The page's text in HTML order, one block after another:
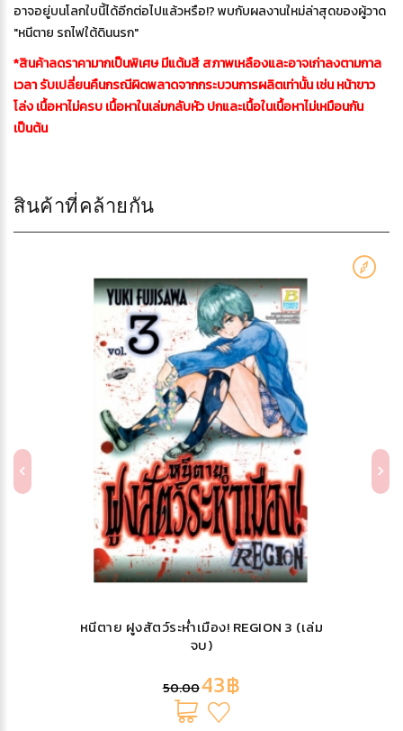
อาจอยู่บนโลกใบนี้ได้อีกต่อไปแล้วหรือ!? พบกับผลงานใหม่ล่าสุดของผู้วาด
"หนีตาย รถไฟใต้ดินนรก"
*สินค้าลดราคามากเป็นพิเศษ มีแต้มสี สภาพเหลืองและอาจเก่าลงตามกาล
เวลา รับเปลี่ยนคืนกรณีผิดพลาดจากกระบวนการผลิตเท่านั้น เช่น หน้าขาว
โล่ง เนื้อหาไม่ครบ เนื้อหาในเล่มกลับหัว ปกและเนื้อในเนื้อหาไม่เหมือนกัน
เป็นต้น
สินค้าที่คล้ายกัน
หนีตาย ฝูงสัตว์ระห่ำเมือง! REGION 3 (เล่ม
จบ)
50.0043฿